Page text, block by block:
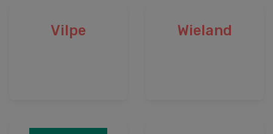
Vilpe Wieland